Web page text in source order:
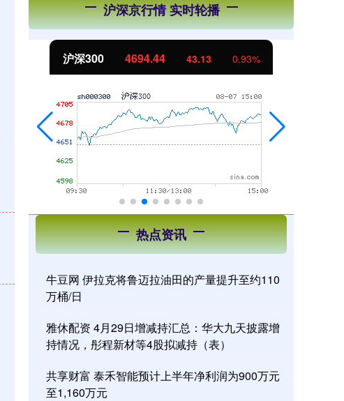
沪深京行情 实时轮播
沪深300 4694.44 43.13 0.93%
热点资讯
牛豆网 伊拉克将鲁迈拉油田的产量提升至约110
万桶/日
雅休配资 4月29日增减持汇总：华大九天披露增
持情况，彤程新材等4股拟减持（表）
共享财富 泰禾智能预计上半年净利润为900万元
至1,160万元